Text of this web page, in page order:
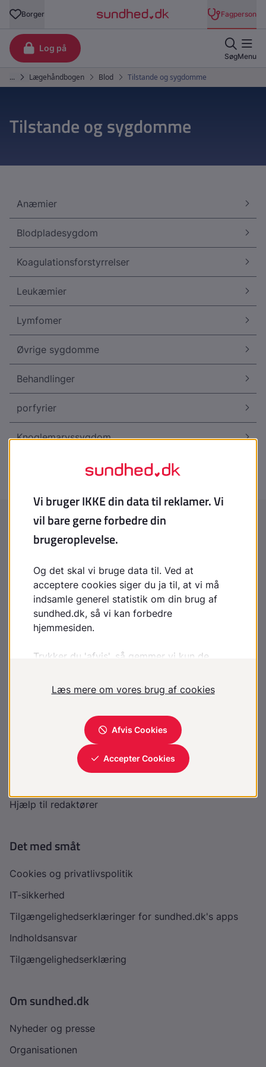
Tilstande og sygdomme
Anæmier
Blodpladesygdom
Koagulationsforstyrrelser
Leukæmier
Lymfomer
Øvrige sygdomme
Behandlinger
porfyrier
Knoglemarvssygdom